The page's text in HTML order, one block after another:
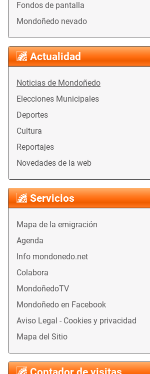
Fondos de pantalla
Mondoñedo nevado
Actualidad
Noticias de Mondoñedo
Elecciones Municipales
Deportes
Cultura
Reportajes
Novedades de la web
Servicios
Mapa de la emigración
Agenda
Info mondonedo.net
Colabora
MondoñedoTV
Mondoñedo en Facebook
Aviso Legal - Cookies y privacidad
Mapa del Sitio